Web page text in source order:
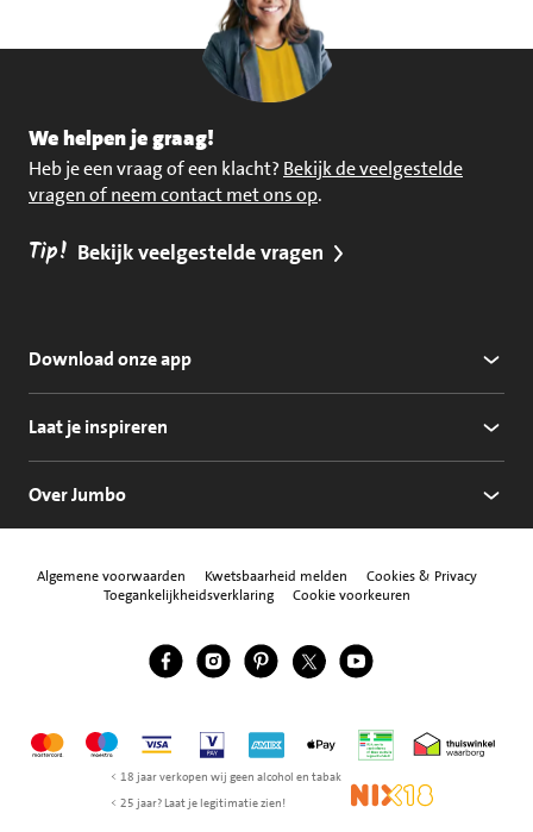
We helpen je graag!
Heb je een vraag of een klacht? Bekijk de veelgestelde
vragen of neem contact met ons op.
Tip! Bekijk veelgestelde vragen
Download onze app
Laat je inspireren
Over Jumbo
Algemene voorwaarden Kwetsbaarheid melden
Cookies & Privacy
Toegankelijkheidsverklaring
Cookie voorkeuren
Volg ons
Jumbo Facebook
Jumbo Instagram
Jumbo Pinterest
Jumbo Twitter
Jumbo YouTube
MastercardMaestroVisa Vpay American Express
Apple Pay Thuiswinkel
< 18 jaar verkopen wij geen alcohol en tabak
< 25 jaar? Laat je legitimatie zien!
NIX18